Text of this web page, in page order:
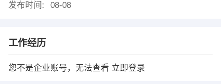
发布时间:
08-08
工作经历
您不是企业账号，无法查看 立即登录